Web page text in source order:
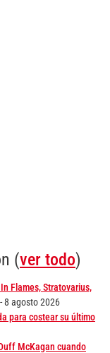
(ver todo)
Flames, Stratovarius,
- 8 agosto 2026
para costear su último
McKagan cuando